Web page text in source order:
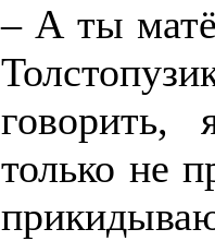
– А ты
только не